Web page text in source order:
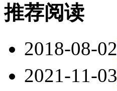
推荐阅读
2018-08-02
2021-11-03